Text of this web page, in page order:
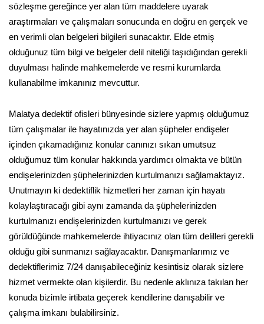
sözleşme gereğince yer alan tüm maddelere uyarak
araştırmaları ve çalışmaları sonucunda en doğru en gerçek ve
en verimli olan belgeleri bilgileri sunacaktır. Elde etmiş
olduğunuz tüm bilgi ve belgeler delil niteliği taşıdığından gerekli
duyulması halinde mahkemelerde ve resmi kurumlarda
kullanabilme imkanınız mevcuttur.
Malatya dedektif ofisleri bünyesinde sizlere yapmış olduğumuz
tüm çalışmalar ile hayatınızda yer alan şüpheler endişeler
içinden çıkamadığınız konular canınızı sıkan umutsuz
olduğumuz tüm konular hakkında yardımcı olmakta ve bütün
endişelerinizden şüphelerinizden kurtulmanızı sağlamaktayız.
Unutmayın ki dedektiflik hizmetleri her zaman için hayatı
kolaylaştıracağı gibi aynı zamanda da şüphelerinizden
kurtulmanızı endişelerinizden kurtulmanızı ve gerek
görüldüğünde mahkemelerde ihtiyacınız olan tüm delilleri gerekli
olduğu gibi sunmanızı sağlayacaktır. Danışmanlarımız ve
dedektiflerimiz 7/24 danışabileceğiniz kesintisiz olarak sizlere
hizmet vermekte olan kişilerdir. Bu nedenle aklınıza takılan her
konuda bizimle irtibata geçerek kendilerine danışabilir ve
çalışma imkanı bulabilirsiniz.